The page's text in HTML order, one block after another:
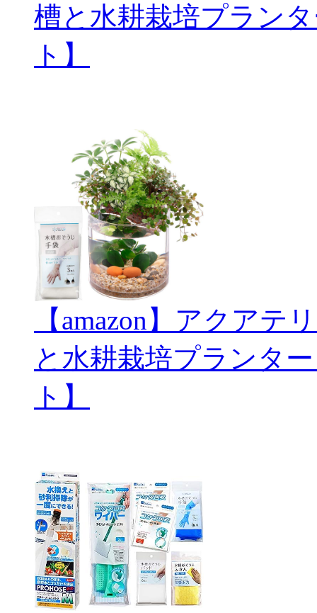
槽と水耕栽培プラン
ト】
【amazon】アクアテ
と水耕栽培プランタ
ト】